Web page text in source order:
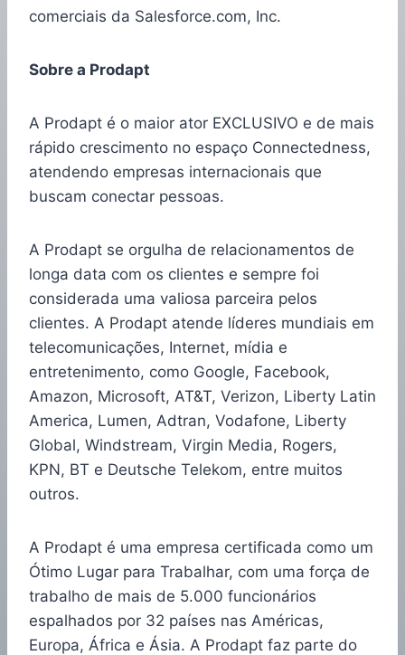
comerciais da Salesforce.com, Inc.
Sobre a Prodapt
A Prodapt é o maior ator EXCLUSIVO e de mais
rápido crescimento no espaço Connectedness,
atendendo empresas internacionais que
buscam conectar pessoas.
A Prodapt se orgulha de relacionamentos de
longa data com os clientes e sempre foi
considerada uma valiosa parceira pelos
clientes. A Prodapt atende líderes mundiais em
telecomunicações, Internet, mídia e
entretenimento, como Google, Facebook,
Amazon, Microsoft, AT&T, Verizon, Liberty Latin
America, Lumen, Adtran, Vodafone, Liberty
Global, Windstream, Virgin Media, Rogers,
KPN, BT e Deutsche Telekom, entre muitos
outros.
A Prodapt é uma empresa certificada como um
Ótimo Lugar para Trabalhar, com uma força de
trabalho de mais de 5.000 funcionários
espalhados por 32 países nas Américas,
Europa, África e Ásia. A Prodapt faz parte do